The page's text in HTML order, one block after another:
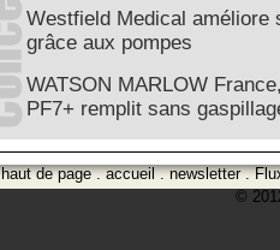
Westfield Medical
grâce aux pompes
WATSON MARLOW
PF7+ remplit sans
haut de page.accueil.newsletter.
©